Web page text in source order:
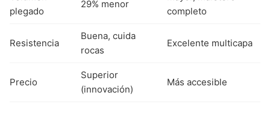
plegado
29% menor
completo
Resistencia
Buena, cuida
rocas
Excelente multicapa
Precio
Superior
(innovación)
Más accesible